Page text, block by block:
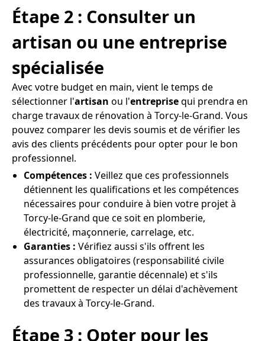
Étape 2 : Consulter un
artisan ou une entreprise
spécialisée
Avec votre budget en main, vient le temps de
sélectionner l'artisan ou l'entreprisequi prendra en
charge travaux de rénovation à Torcy-le-Grand. Vous
pouvez comparer les devis soumis et de vérifier les
avis des clients précédents pour opter pour le bon
professionnel.
Compétences : Veillez que ces professionnels
détiennent les qualifications et les compétences
nécessaires pour conduire à bien votre projet à
Torcy-le-Grand que ce soit en plomberie,
électricité, maçonnerie, carrelage, etc.
Garanties : Vérifiez aussi s'ils offrent les
assurances obligatoires (responsabilité civile
professionnelle, garantie décennale) et s'ils
promettent de respecter un délai d'achèvement
des travaux à Torcy-le-Grand.
Étape 3 : Opter pour les